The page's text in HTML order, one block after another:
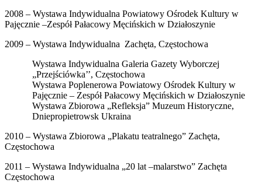
2008 – Wystawa Indywidualna Powiatowy Ośrodek Kultury w
Pajęcznie –Zespół Pałacowy Męcińskich w Działoszynie
2009 – Wystawa Indywidualna Zachęta, Częstochowa
Wystawa Indywidualna Galeria Gazety Wyborczej
„Przejściówka’’, Częstochowa
Wystawa Poplenerowa Powiatowy Ośrodek Kultury w
Pajęcznie – Zespół Pałacowy Męcińskich w Działoszynie
Wystawa Zbiorowa „Refleksja” Muzeum Historyczne,
Dniepropietrowsk Ukraina
2010 – Wystawa Zbiorowa „Plakatu teatralnego” Zachęta,
Częstochowa
2011 – Wystawa Indywidualna „20 lat –malarstwo” Zachęta
Częstochowa